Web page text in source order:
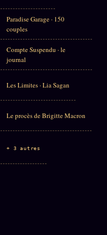
Paradise Garage · 150
couples
Compte Suspendu · le
journal
Les Limites · Lia Sagan
Le procès de Brigitte Macron
+ 3 autres